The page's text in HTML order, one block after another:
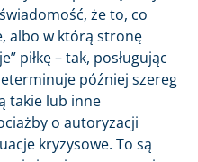
że to, co
albo w którą stronę
piłkę – tak, posługując
później szereg
takie lub inne
o autoryzacji
kryzysowe. To są